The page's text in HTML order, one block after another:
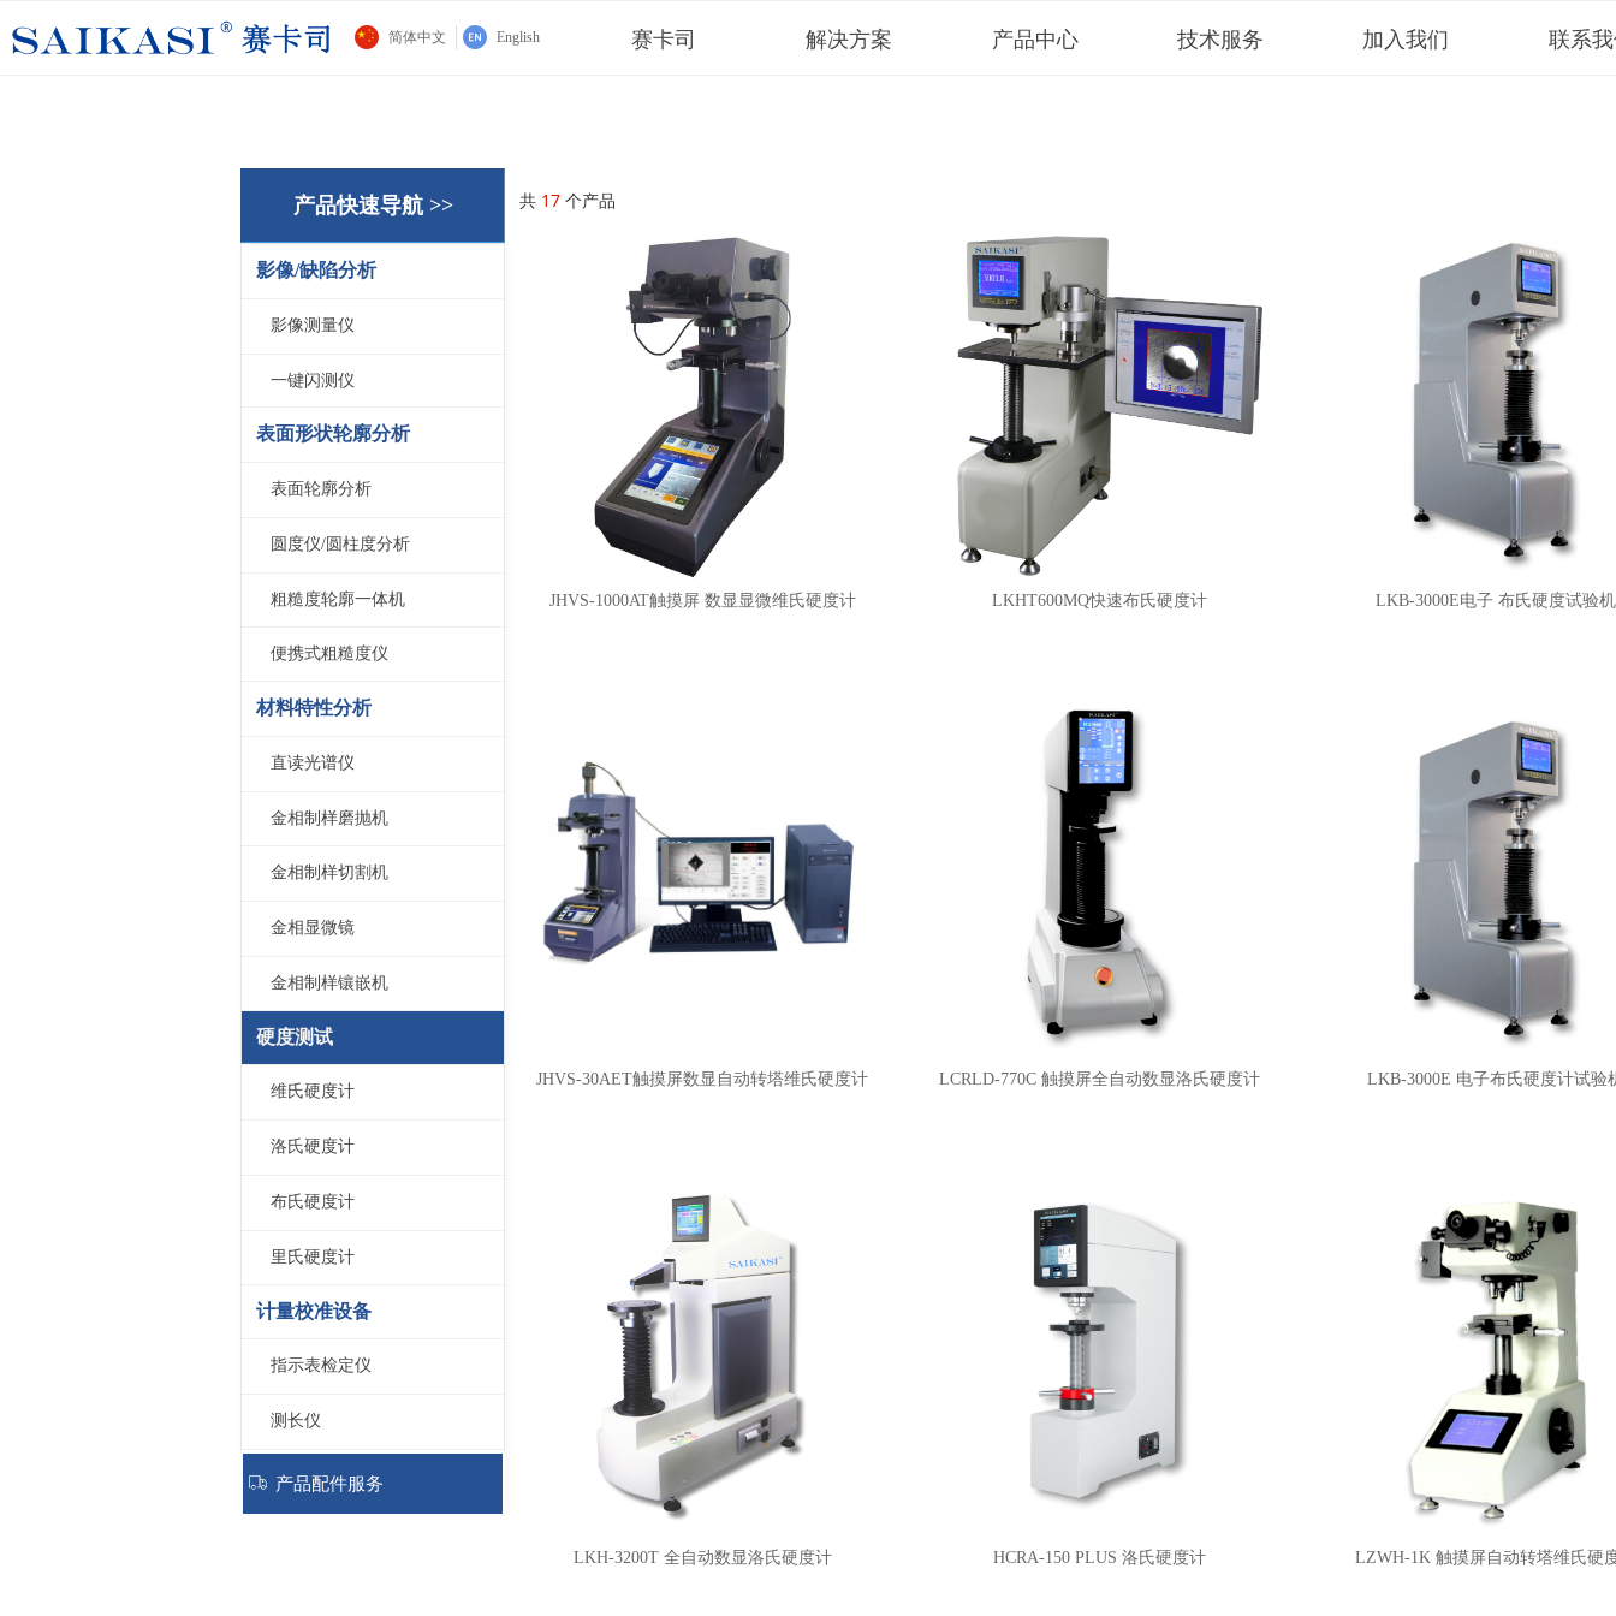
赛卡司 解决方案 产品中心 技术服务 加入我们 联系
简体中文 English
影像/缺陷分析
影像测量仪
一键闪测仪
表面形状轮廓分析
表面轮廓分析
圆度仪/圆柱度分析
粗糙度轮廓一体机
便携式粗糙度仪
材料特性分析
直读光谱仪
金相制样磨抛机
金相制样切割机
金相显微镜
金相制样镶嵌机
硬度测试
维氏硬度计
洛氏硬度计
布氏硬度计
里氏硬度计
计量校准设备
指示表检定仪
测长仪
量块比较测量仪
产品快速导航 >> 共 17 个产品
JHVS-1000AT触摸屏 数显显微维氏硬度计 LKHT600MQ快速布氏硬度计 LKB-3000E电子 布氏硬度试验机
JHVS-30AET触摸屏数显自动转塔维氏硬度计 LCRLD-770C 触摸屏全自动数显洛氏硬度计 LKB-3000E 电子布氏硬度计试验
LKH-3200T 全自动数显洛氏硬度计 HCRA-150 PLUS 洛氏硬度计 LZWH-1K 触摸屏自动转塔维氏硬
ꄉ 产品配件服务